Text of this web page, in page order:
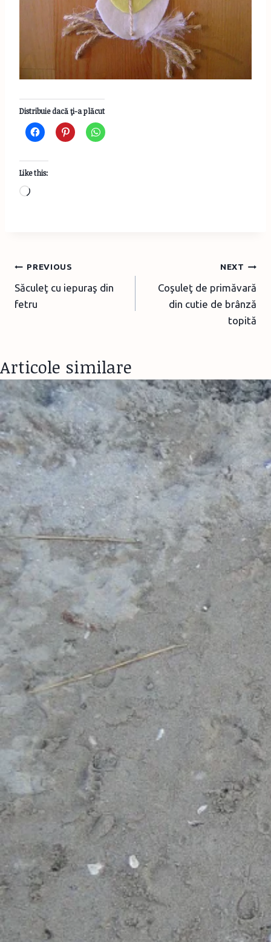
Distribuie dacă ţi-a plăcut
Like this:
L
n
g
…
Post
navigation
PREVIOUS
Săculeţ cu iepuraş din
fetru
NEXT
Coşuleţ de primăvară
din cutie de brânză
topită
Articole similare